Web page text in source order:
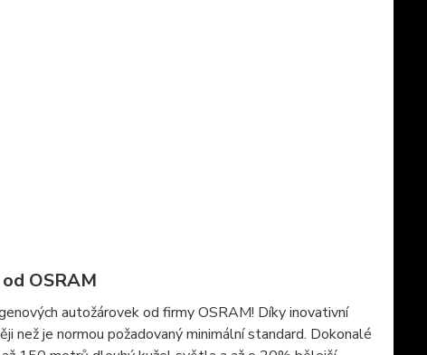
OSRAM
autožárovek od firmy OSRAM! Díky inovativní
je normou požadovaný minimální standard. Dokonalé